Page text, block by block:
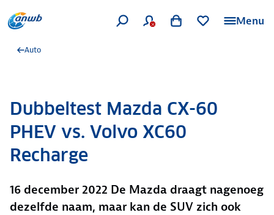
Menu
Auto
Dubbeltest Mazda CX-60
PHEV vs. Volvo XC60
Recharge
16 december 2022 De Mazda draagt nagenoeg
dezelfde naam, maar kan de SUV zich ook